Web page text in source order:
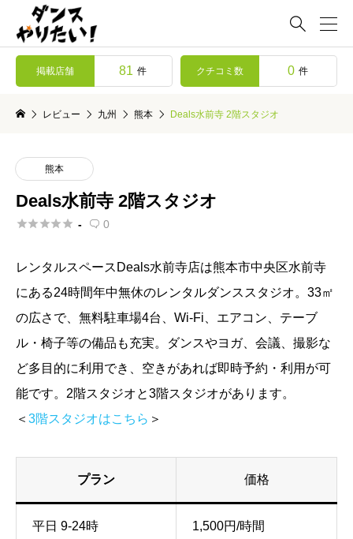

掲載店舗 81 件 クチコミ数 0 件
レビュー 九州 熊本 Deals水前寺 2階スタジオ
熊本
Deals水前寺 2階スタジオ
 -  0
レンタルスペースDeals水前寺店は熊本市中央区水前寺
にある24時間年中無休のレンタルダンススタジオ。33㎡
の広さで、無料駐車場4台、Wi-Fi、エアコン、テーブ
ル・椅子等の備品も充実。ダンスやヨガ、会議、撮影な
ど多目的に利用でき、空きがあれば即時予約・利用が可
能です。2階スタジオと3階スタジオがあります。
＜ 3階スタジオはこちら ＞
プラン 価格
平日 9-24時 1,500円/時間